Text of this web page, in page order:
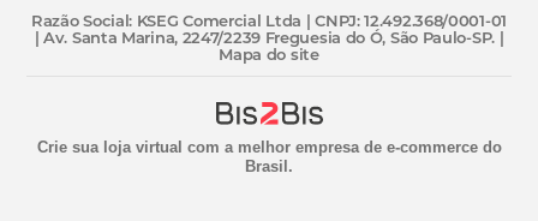
Razão Social: KSEG Comercial Ltda | CNPJ: 12.492.368/0001-01
| Av. Santa Marina, 2247/2239 Freguesia do Ó, São Paulo-SP. |
Mapa do site
Crie sua loja virtual com a melhor empresa de e-commerce do
Brasil.